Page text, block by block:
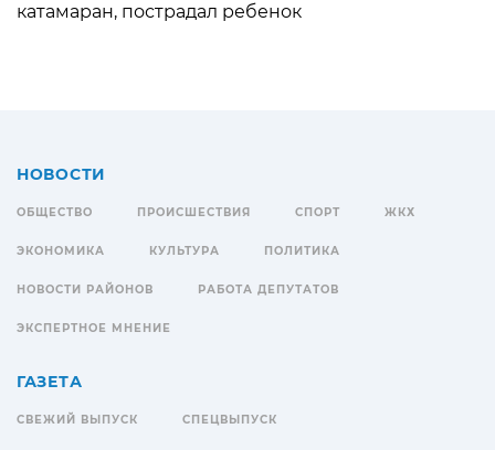
катамаран, пострадал ребенок
НОВОСТИ
ОБЩЕСТВО ПРОИСШЕСТВИЯ СПОРТ ЖКХ
ЭКОНОМИКА КУЛЬТУРА ПОЛИТИКА
НОВОСТИ РАЙОНОВ РАБОТА ДЕПУТАТОВ
ЭКСПЕРТНОЕ МНЕНИЕ
ГАЗЕТА
СВЕЖИЙ ВЫПУСК СПЕЦВЫПУСК